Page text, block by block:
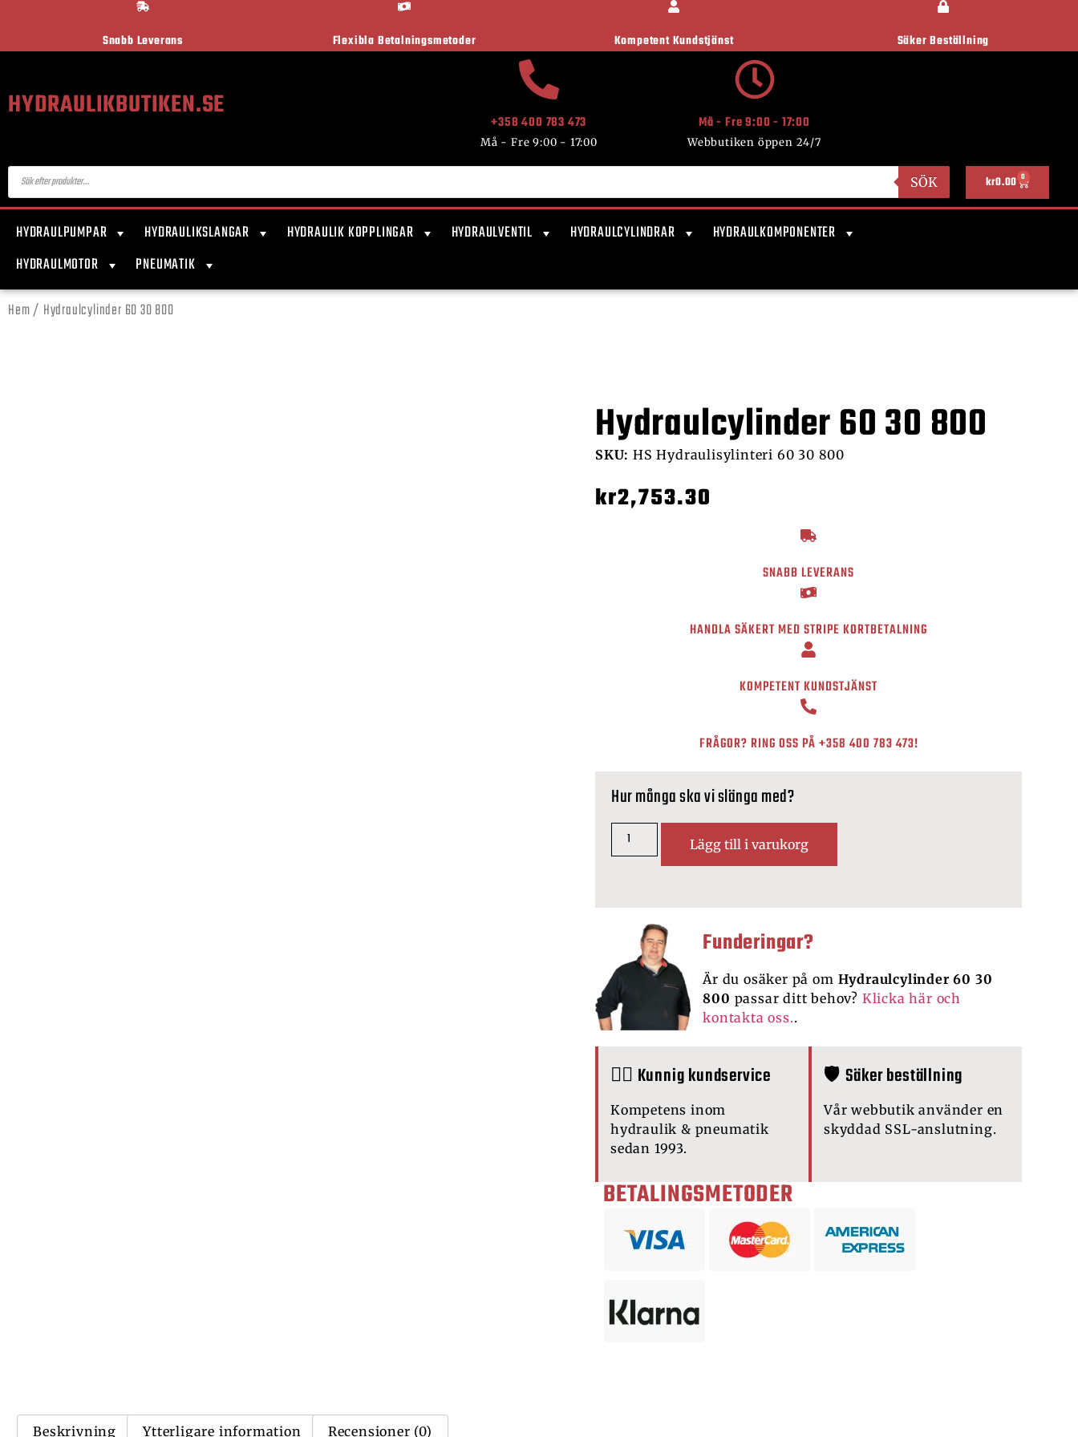
Snabb Leverans Flexibla Betalningsmetoder Kompetent Kundstjänst Säker Beställning
HYDRAULIKBUTIKEN.SE +358 400 783 473
Må - Fre 9:00 - 17:00
Må - Fre 9:00 - 17:00
Webbutiken öppen 24/7
SÖK kr0.00 0
HYDRAULPUMPAR HYDRAULIKSLANGAR HYDRAULIK KOPPLINGAR HYDRAULVENTIL HYDRAULCYLINDRAR
HYDRAULKOMPONENTER
HYDRAULMOTOR
PNEUMATIK
Hem/ Hydraulcylinder 60 30 800
Hydraulcylinder 60 30 800
SKU: HS Hydraulisylinteri 60 30 800
kr2,753.30
SNABB LEVERANS
HANDLA SÄKERT MED STRIPE KORTBETALNING
KOMPETENT KUNDSTJÄNST
FRÅGOR? RING OSS PÅ+358 400 783 473!
Hur många ska vi slänga med?
Lägg till i varukorg
Funderingar?
Är du osäker på om Hydraulcylinder 60 30
800 passar ditt behov? Klicka här och
kontakta oss..
🙋‍♂️ Kunnig kundservice
Kompetens inom
hydraulik & pneumatik
sedan 1993.
🛡️ Säker beställning
Vår webbutik använder en
skyddad SSL-anslutning.
BETALINGSMETODER
Beskrivning Ytterligare information Recensioner (0)